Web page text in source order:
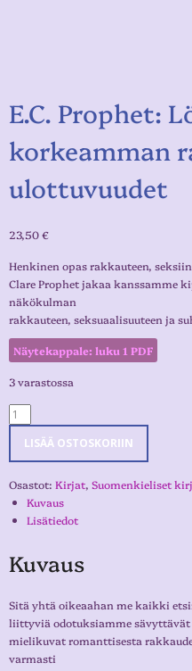
E.C. Prophet:
korkeamman
ulottuvuudet
23,50€
Henkinen opas rakkauteen,
Clare Prophet jakaa kanssamme
näkökulman
rakkauteen, seksuaalisuuteen ja
Näytekappale: luku 1 PDF
3 varastossa
LISÄÄ OSTOSKORIIN
Osastot: Kirjat, Suomenkieliset
Kuvaus
Lisätiedot
Kuvaus
Sitä yhtä oikeaahan me kaikki
liittyviä odotuksiamme sävyttävät
mielikuvat romanttisesta
varmasti